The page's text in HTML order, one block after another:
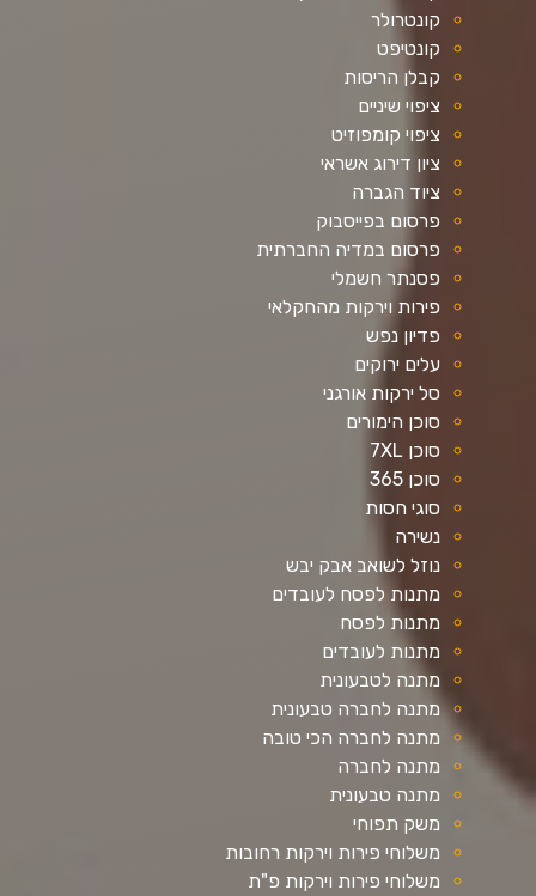
קונטרולר
קונטיפט
קבלן הריסות
ציפוי שיניים
ציפוי קומפוזיט
ציון דירוג אשראי
ציוד הגברה
פרסום בפייסבוק
פרסום במדיה החברתית
פסנתר חשמלי
פירות וירקות מהחקלאי
פדיון נפש
עלים ירוקים
סל ירקות אורגני
סוכן הימורים
סוכן 7XL
סוכן 365
סוגי חסות
נשירה
נוזל לשואב אבק יבש
מתנות לפסח לעובדים
מתנות לפסח
מתנות לעובדים
מתנה לטבעונית
מתנה לחברה טבעונית
מתנה לחברה הכי טובה
מתנה לחברה
מתנה טבעונית
משק תפוחי
משלוחי פירות וירקות רחובות
משלוחי פירות וירקות פ"ת